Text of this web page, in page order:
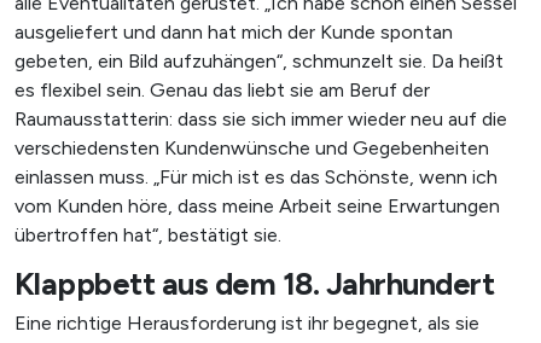
ausgeliefert und dann hat mich der Kunde spontan
gebeten, ein Bild aufzuhängen“, schmunzelt sie. Da heißt
es flexibel sein. Genau das liebt sie am Beruf der
Raumausstatterin: dass sie sich immer wieder neu auf die
verschiedensten Kundenwünsche und Gegebenheiten
einlassen muss. „Für mich ist es das Schönste, wenn ich
vom Kunden höre, dass meine Arbeit seine Erwartungen
übertroffen hat“, bestätigt sie.
Klappbett aus dem 18. Jahrhundert
Eine richtige Herausforderung ist ihr begegnet, als sie